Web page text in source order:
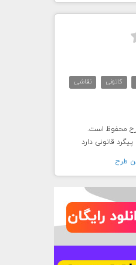
کاتونی
نقاشی
قانونی دارد
طرح